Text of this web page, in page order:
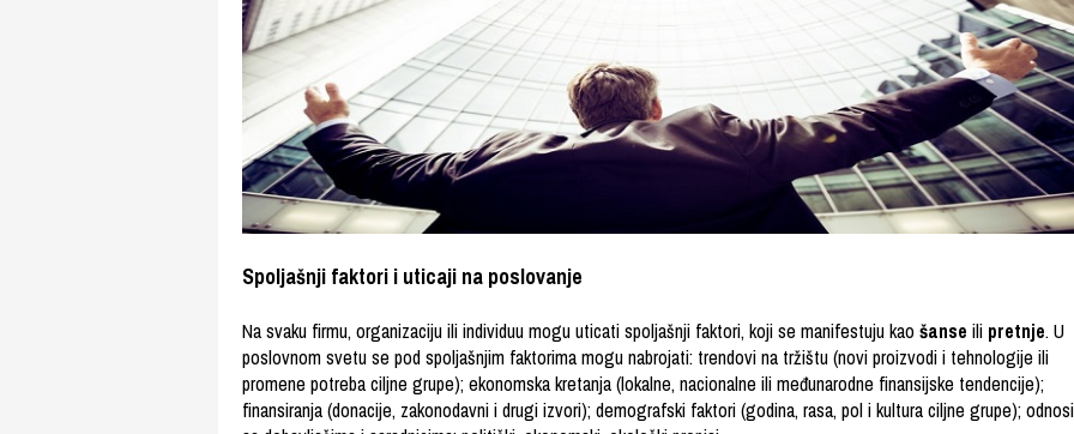
Spoljašnji faktori i uticaji na poslovanje
Na svaku firmu, organizaciju ili individuu mogu uticati spoljašnji faktori, koji se manifestuju kao šanse ili pretnje. U
poslovnom svetu se pod spoljašnjim faktorima mogu nabrojati: trendovi na tržištu (novi proizvodi i tehnologije ili
promene potreba ciljne grupe); ekonomska kretanja (lokalne, nacionalne ili međunarodne finansijske tendencije);
finansiranja (donacije, zakonodavni i drugi izvori); demografski faktori (godina, rasa, pol i kultura ciljne grupe); odnosi